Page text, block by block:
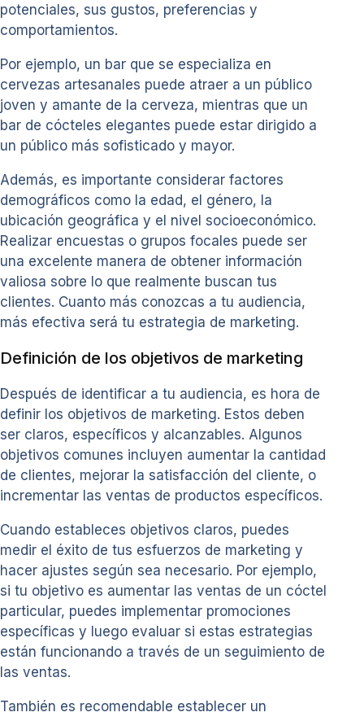
potenciales, sus gustos, preferencias y
comportamientos.
Por ejemplo, un bar que se especializa en
cervezas artesanales puede atraer a un público
joven y amante de la cerveza, mientras que un
bar de cócteles elegantes puede estar dirigido a
un público más sofisticado y mayor.
Además, es importante considerar factores
demográficos como la edad, el género, la
ubicación geográfica y el nivel socioeconómico.
Realizar encuestas o grupos focales puede ser
una excelente manera de obtener información
valiosa sobre lo que realmente buscan tus
clientes. Cuanto más conozcas a tu audiencia,
más efectiva será tu estrategia de marketing.
Definición de los objetivos de marketing
Después de identificar a tu audiencia, es hora de
definir los objetivos de marketing. Estos deben
ser claros, específicos y alcanzables. Algunos
objetivos comunes incluyen aumentar la cantidad
de clientes, mejorar la satisfacción del cliente, o
incrementar las ventas de productos específicos.
Cuando estableces objetivos claros, puedes
medir el éxito de tus esfuerzos de marketing y
hacer ajustes según sea necesario. Por ejemplo,
si tu objetivo es aumentar las ventas de un cóctel
particular, puedes implementar promociones
específicas y luego evaluar si estas estrategias
están funcionando a través de un seguimiento de
las ventas.
También es recomendable establecer un